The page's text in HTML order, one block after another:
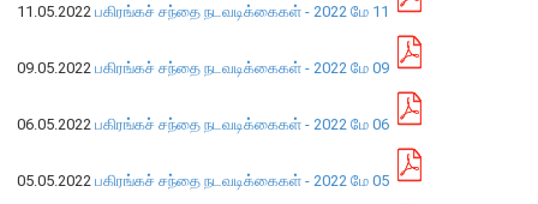
வங்கிப் பணிமனை
வங்கித்தொழில் கற்கைகளுக்கான நிலையம்
11.05.2022 பகிரங்கச் சந்தை நடவடிக்கைகள் - 2022 மே 11
09.05.2022 பகிரங்கச் சந்தை நடவடிக்கைகள் - 2022 மே 09
06.05.2022 பகிரங்கச் சந்தை நடவடிக்கைகள் - 2022 மே 06
05.05.2022 பகிரங்கச் சந்தை நடவடிக்கைகள் - 2022 மே 05